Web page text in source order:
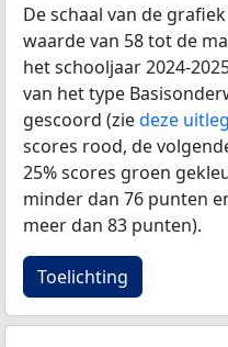
De schaal van de
waarde van 58 tot de
het schooljaar 2024-
van het type
gescoord (ziedeze uitleg
scores rood, de
25% scores groen
minder dan 76 punten
meer dan 83 punten).
Toelichting